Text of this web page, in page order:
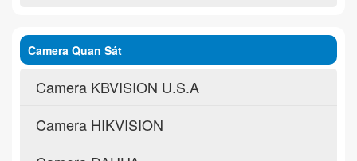
Camera Quan Sát
Camera KBVISION U.S.A
Camera HIKVISION